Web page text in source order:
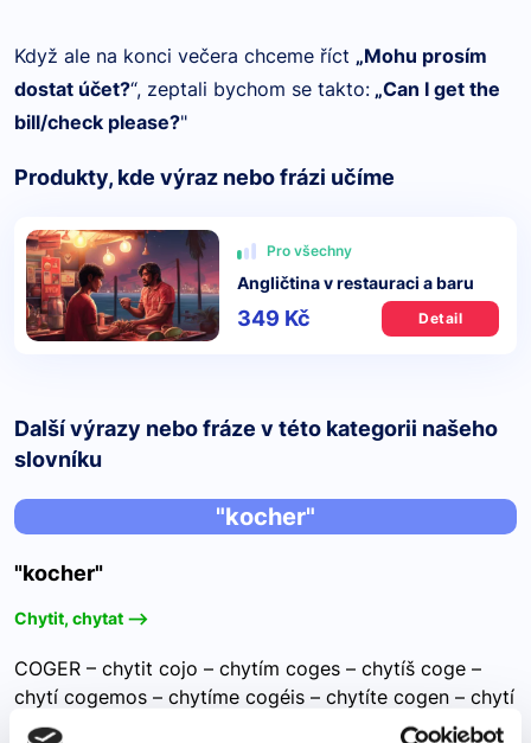
Když ale na konci večera chceme říct „Mohu prosím
dostat účet?“, zeptali bychom se takto: „Can I get the
bill/check please?"
Produkty, kde výraz nebo frázi učíme
Pro všechny
Angličtina v restauraci a baru
349 Kč Detail
Další výrazy nebo fráze v této kategorii našeho
slovníku
"kocher"
"kocher"
Chytit, chytat -->
COGER – chytit cojo – chytím coges – chytíš coge –
chytí cogemos – chytíme cogéis – chytíte cogen – chytí